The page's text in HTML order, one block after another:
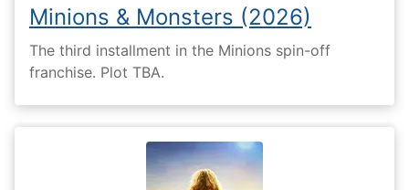
Minions & Monsters (2026)
The third installment in the Minions spin-off
franchise. Plot TBA.